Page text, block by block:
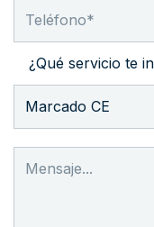
¿Qué servicio te